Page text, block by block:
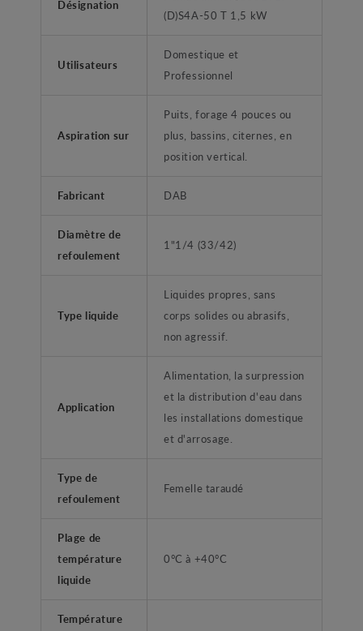
Désignation
(D)S4A-50 T 1,5 kW
Utilisateurs
Domestique et
Professionnel
Aspiration sur
Puits, forage 4 pouces ou
plus, bassins, citernes, en
position vertical.
Fabricant DAB
Diamètre de
refoulement
1"1/4 (33/42)
Type liquide
Liquides propres, sans
corps solides ou abrasifs,
non agressif.
Application
Alimentation, la surpression
et la distribution d'eau dans
les installations domestique
et d'arrosage.
Type de
refoulement
Femelle taraudé
Plage de
température
liquide
0°C à +40°C
Température